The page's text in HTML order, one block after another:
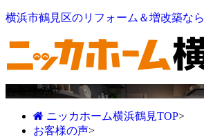
横浜市鶴見区のリフォーム＆増改築なら
お客様の声
ニッカホーム横浜鶴見TOP>
お客様の声>